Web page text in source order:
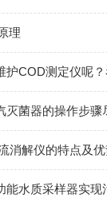
理
护COD测定仪呢
灭菌器的操作步骤
消解仪的特点及
能水质采样器实现